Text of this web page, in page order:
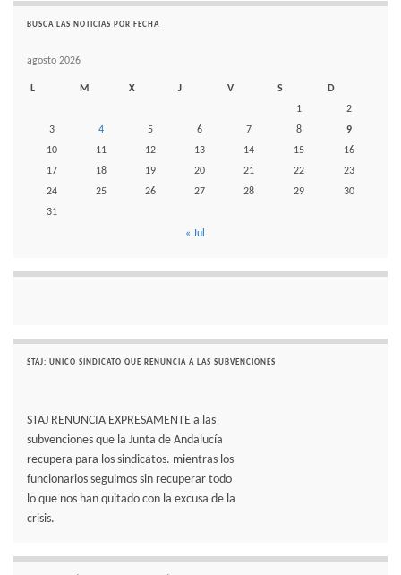
BUSCA LAS NOTICIAS POR FECHA
agosto 2026
L M X J V S
D
1
2
3
4 5 6 7 8
9
10
11 12 13 14 15
16
17
18 19 20 21 22
23
24
25 26 27 28 29
30
31
« Jul
STAJ: UNICO SINDICATO QUE RENUNCIA A LAS SUBVENCIONES
STAJ RENUNCIA EXPRESAMENTE a las
subvenciones que la Junta de Andalucía
recupera para los sindicatos. mientras los
funcionarios seguimos sin recuperar todo
lo que nos han quitado con la excusa de la
crisis.